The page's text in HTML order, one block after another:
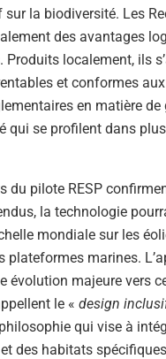
la biodiversité. Les
des avantages
Produits localement, ils
et conformes
en matière de
qui se profilent dans
du pilote RESP
la technologie
mondiale sur les
plateformes marines.
évolution majeure vers
le « design
qui vise à
des habitats